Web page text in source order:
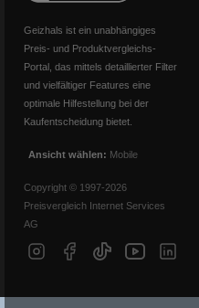
Geizhals ist ein unabhängiges
Preis- und Produktvergleichs-
Portal, das mittels detaillierter Filter
und vielfältiger Features eine
optimale Hilfestellung bei der
Kaufentscheidung bietet.
Ansicht wählen: Mobile
Copyright © 1997-2026
Preisvergleich Internet Services
AG